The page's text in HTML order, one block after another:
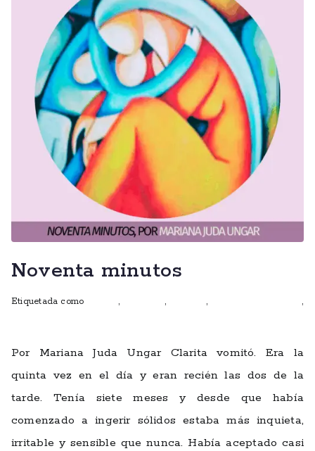
Noventa minutos
Etiquetada como , , ,
,
Por Mariana Juda Ungar Clarita vomitó. Era la
quinta vez en el día y eran recién las dos de la
tarde. Tenía siete meses y desde que había
comenzado a ingerir sólidos estaba más inquieta,
irritable y sensible que nunca. Había aceptado casi